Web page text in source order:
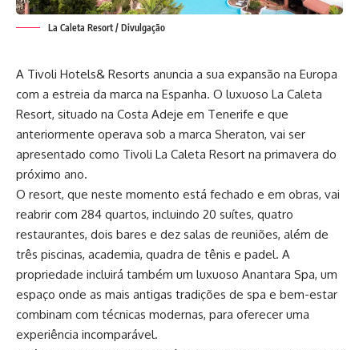
La Caleta Resort / Divulgação
A Tivoli Hotels& Resorts anuncia a sua expansão na Europa
com a estreia da marca na Espanha. O luxuoso La Caleta
Resort, situado na Costa Adeje em Tenerife e que
anteriormente operava sob a marca Sheraton, vai ser
apresentado como Tivoli La Caleta Resort na primavera do
próximo ano.
O resort, que neste momento está fechado e em obras, vai
reabrir com 284 quartos, incluindo 20 suítes, quatro
restaurantes, dois bares e dez salas de reuniões, além de
três piscinas, academia, quadra de tênis e padel. A
propriedade incluirá também um luxuoso Anantara Spa, um
espaço onde as mais antigas tradições de spa e bem-estar
combinam com técnicas modernas, para oferecer uma
experiência incomparável.